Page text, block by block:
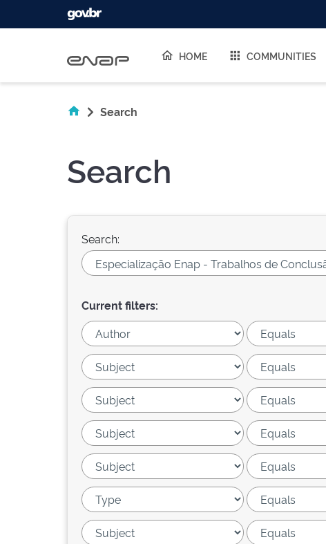
HOME COMMUNITIES
Search
Search
Search:
Current filters: